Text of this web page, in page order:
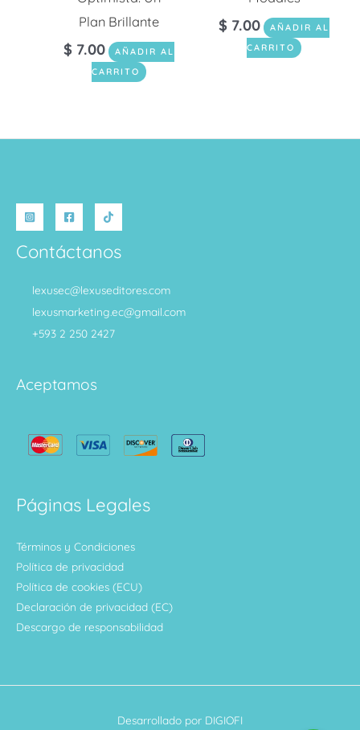
Plan Brillante
$ 7.00
AÑADIR AL
CARRITO
$ 7.00
AÑADIR AL
CARRITO
Contáctanos
lexusec@lexuseditores.com
lexusmarketing.ec@gmail.com
+593 2 250 2427
Aceptamos
Páginas Legales
Términos y Condiciones
Política de privacidad
Política de cookies (ECU)
Declaración de privacidad (EC)
Descargo de responsabilidad
Desarrollado por DIGIOFI